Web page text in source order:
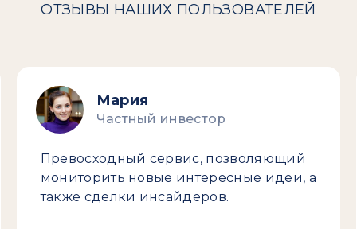
ОТЗЫВЫ НАШИХ ПОЛЬЗОВАТЕЛЕЙ
Мария
Частный инвестор
Превосходный сервис, позволяющий
мониторить новые интересные идеи, а
также сделки инсайдеров.